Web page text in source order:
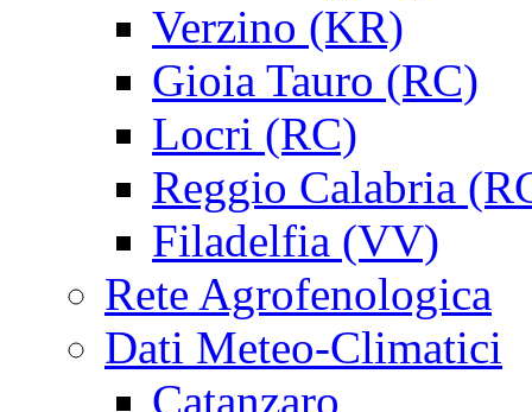
Verzino (KR)
Gioia Tauro (RC)
Locri (RC)
Reggio Calabria
Filadelfia (VV)
Rete Agrofenologica
Dati Meteo-Climatici
Catanzaro